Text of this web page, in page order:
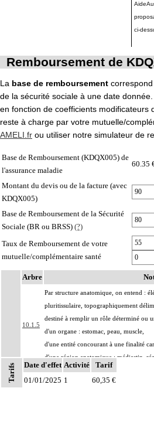
ci-
Remboursement de
La base de remboursement
de la sécurité sociale à une date
en fonction de coefficients modificateurs
reste à charge par votre mutuelle/
AMELI.fr ou utiliser notre simulateur de
Base de Remboursement (KDQX005) de
l'assurance maladie
60.35
Montant du devis ou de la facture (avec
KDQX005)
Base de Remboursement de la Sécurité
Sociale (BR ou BRSS) (?)
Taux de Remboursement de votre
mutuelle/complémentaire santé
Arbre
10.1.5
Par structure anatomique, on entend :
pluritissulaire, topographiquement
destiné à remplir un rôle déterminé ou
d'un organe : estomac, peau, muscle,
d'une entité concourant à une finalité
d'une région anatomique : médiastin,
10.1.5
Par pièce d'exérèse, on entend :
plusieurs fragments non différenciés
Tarifs Date d'effet Activité
Tarif
01/01/2025 1 60,35 €